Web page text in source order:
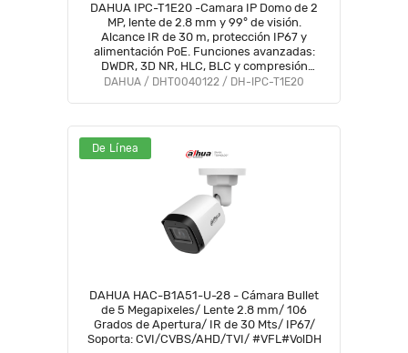
DAHUA IPC-T1E20 -Camara IP Domo de 2
MP, lente de 2.8 mm y 99° de visión.
Alcance IR de 30 m, protección IP67 y
alimentación PoE. Funciones avanzadas:
DWDR, 3D NR, HLC, BLC y compresión
H.265+ Ideal para videovigilancia
DAHUA / DHT0040122 / DH-IPC-T1E20
De Línea
DAHUA HAC-B1A51-U-28 - Cámara Bullet
de 5 Megapixeles/ Lente 2.8 mm/ 106
Grados de Apertura/ IR de 30 Mts/ IP67/
Soporta: CVI/CVBS/AHD/TVI/ #VFL#VolDH